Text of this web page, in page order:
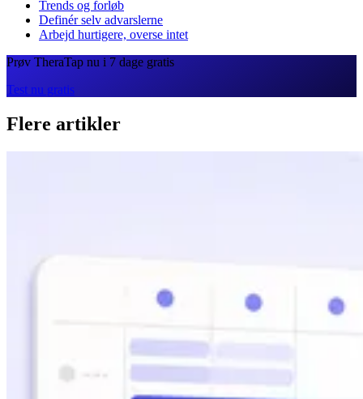
Trends og forløb
Definér selv advarslerne
Arbejd hurtigere, overse intet
Prøv TheraTap nu i 7 dage gratis
Test nu gratis
Flere artikler